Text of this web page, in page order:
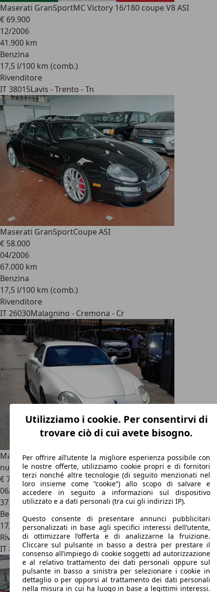
Maserati GranSportMC Victory 16/180 coupe V8 ASI
€ 69.900
12/2006
41.900 km
Benzina
17,5 l/100 km (comb.)
Rivenditore
IT 38015Lavis - Trento - Tn
Maserati GranSportCoupe ASI
€ 58.000
04/2006
67.000 km
Benzina
17,5 l/100 km (comb.)
Rivenditore
IT 26030Malagnino - Cremona - Cr
Maserati GranSportmaserati gran sport mc victori serie
numerata
€ 70.000
06/2007
37.000 km
Benzina
17,5 l/100 km (comb.)
Rivenditore
IT 80053Castellamare Di Stabia - Napoli - Na
Utilizziamo i cookie. Per consentirvi di
trovare ciò di cui avete bisogno.
Per offrire all’utente la migliore esperienza possibile con
le nostre offerte, utilizziamo cookie propri e di fornitori
terzi nonché altre tecnologie (di seguito menzionati nel
loro insieme come “cookie”) allo scopo di salvare e
accedere in seguito a informazioni sul dispositivo
utilizzato e a dati personali (tra cui gli indirizzi IP).
Questo consente di presentare annunci pubblicitari
personalizzati in base agli specifici interessi dell’utente,
di ottimizzare l’offerta e di analizzarne la fruizione.
Cliccare sul pulsante in basso a destra per prestare il
consenso all’impiego di cookie soggetti ad autorizzazione
e al relativo trattamento dei dati personali oppure sul
pulsante in basso a sinistra per selezionare i cookie in
dettaglio o per opporsi al trattamento dei dati personali
nella misura in cui ha luogo in base a legittimi interessi.